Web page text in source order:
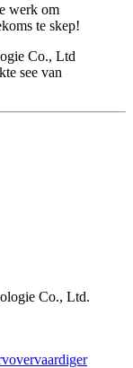
werk om
te skep!
Co., Ltd
see van
Co., Ltd.